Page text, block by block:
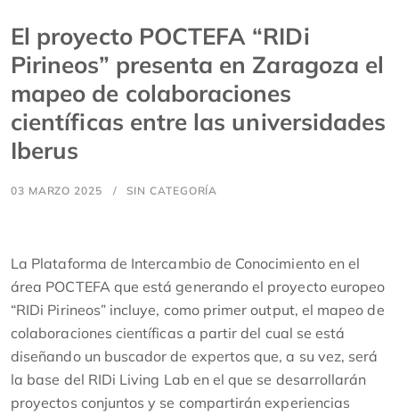
El proyecto POCTEFA “RIDi
Pirineos” presenta en Zaragoza el
mapeo de colaboraciones
científicas entre las universidades
Iberus
03 MARZO 2025 SIN CATEGORÍA
La Plataforma de Intercambio de Conocimiento en el
área POCTEFA que está generando el proyecto europeo
“RIDi Pirineos” incluye, como primer output, el mapeo de
colaboraciones científicas a partir del cual se está
diseñando un buscador de expertos que, a su vez, será
la base del RIDi Living Lab en el que se desarrollarán
proyectos conjuntos y se compartirán experiencias